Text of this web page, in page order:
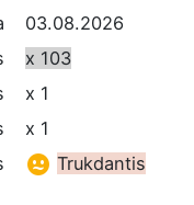
03.08.2026
x 103
x 1
x 1
Trukdantis